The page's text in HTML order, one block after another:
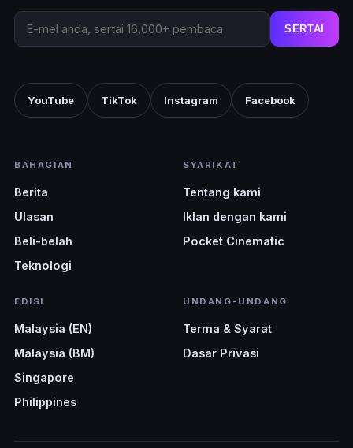
SERTAI
YouTube TikTok Instagram Facebook
BAHAGIAN
Berita
Ulasan
Beli-belah
Teknologi
SYARIKAT
Tentang kami
Iklan dengan kami
Pocket Cinematic
EDISI
Malaysia (EN)
Malaysia (BM)
Singapore
Philippines
UNDANG-UNDANG
Terma & Syarat
Dasar Privasi